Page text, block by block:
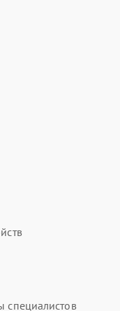
специалистов